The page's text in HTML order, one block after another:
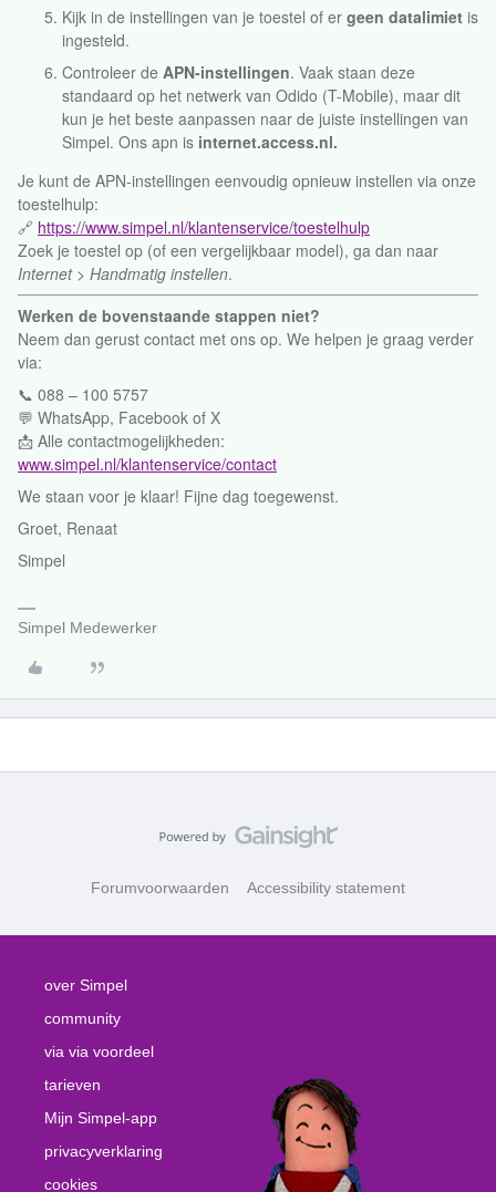
Kijk in de instellingen van je toestel of er geen datalimiet is
ingesteld.
Controleer de APN-instellingen. Vaak staan deze
standaard op het netwerk van Odido (T-Mobile), maar dit
kun je het beste aanpassen naar de juiste instellingen van
Simpel. Ons apn is internet.access.nl.
Je kunt de APN-instellingen eenvoudig opnieuw instellen via onze
toestelhulp:
🔗 https://www.simpel.nl/klantenservice/toestelhulp
Zoek je toestel op (of een vergelijkbaar model), ga dan naar
Internet > Handmatig instellen.
Werken de bovenstaande stappen niet?
Neem dan gerust contact met ons op. We helpen je graag verder
via:
📞 088 – 100 5757
💬 WhatsApp, Facebook of X
📩 Alle contactmogelijkheden:
www.simpel.nl/klantenservice/contact
We staan voor je klaar! Fijne dag toegewenst.
Groet, Renaat
Simpel
Simpel Medewerker
Forumvoorwaarden Accessibility statement
over Simpel
community
via via voordeel
tarieven
Mijn Simpel-app
privacyverklaring
cookies